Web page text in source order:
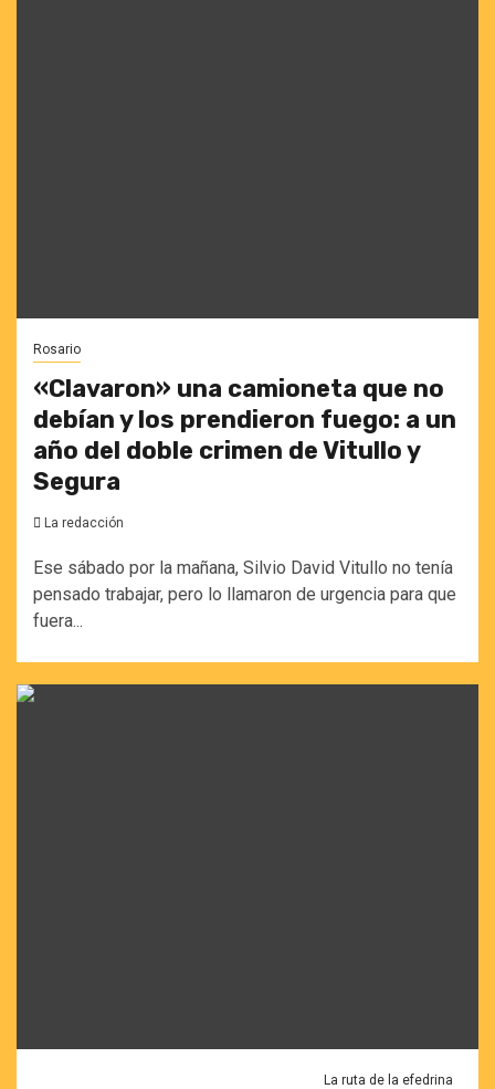
Rosario
«Clavaron» una camioneta que no
debían y los prendieron fuego: a un
año del doble crimen de Vitullo y
Segura
La redacción
Ese sábado por la mañana, Silvio David Vitullo no tenía
pensado trabajar, pero lo llamaron de urgencia para que
fuera...
La ruta de la efedrina